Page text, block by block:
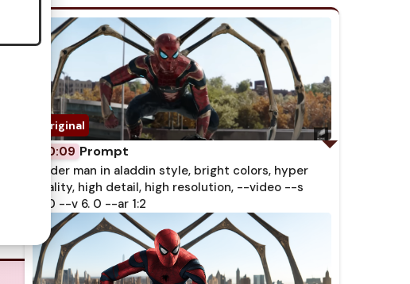
0:09 Prompt
spider man in aladdin style, bright colors, hyper
quality, high detail, high resolution, --video --s
750 --v 6. 0 --ar 1:2